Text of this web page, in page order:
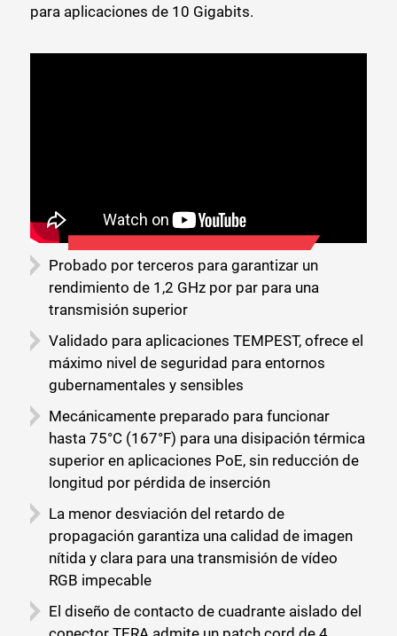
para aplicaciones de 10 Gigabits.
Probado por terceros para garantizar un
rendimiento de 1,2 GHz por par para una
transmisión superior
Validado para aplicaciones TEMPEST, ofrece el
máximo nivel de seguridad para entornos
gubernamentales y sensibles
Mecánicamente preparado para funcionar
hasta 75°C (167°F) para una disipación térmica
superior en aplicaciones PoE, sin reducción de
longitud por pérdida de inserción
La menor desviación del retardo de
propagación garantiza una calidad de imagen
nítida y clara para una transmisión de vídeo
RGB impecable
El diseño de contacto de cuadrante aislado del